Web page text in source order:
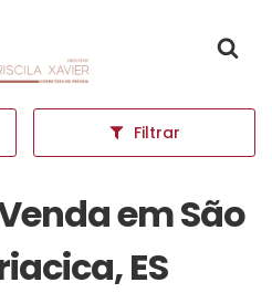
inicial
Filtrar
em São
ES